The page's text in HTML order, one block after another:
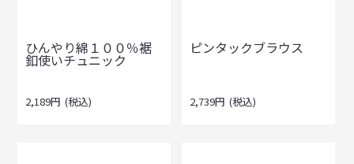
ひんやり綿１００％裾
釦使いチュニック
2,189円 (税込)
ピンタックブラウス
2,739円 (税込)